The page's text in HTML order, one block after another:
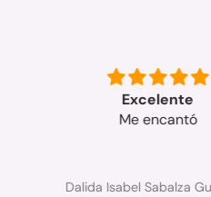
Excelente
Me encantó
Dalida Isabel Sabalza